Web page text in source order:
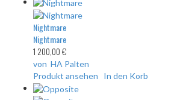
Nightmare
Nightmare
1 200,00 €
von HA Palten
Produkt ansehen
In den Korb